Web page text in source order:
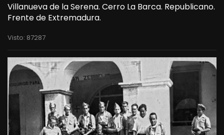
Villanueva de la Serena. Cerro La Barca. Republicano.
Frente de Extremadura.
Visto: 87287